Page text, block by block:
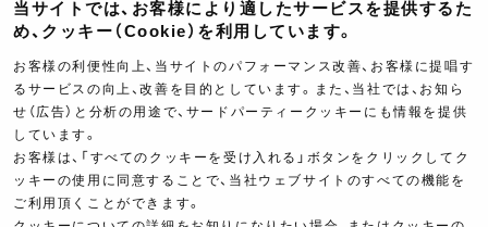
ヨシムラTV
イベント情報
イベントスケジュール
ツーリングブレイクタイム
製品ポスター
当サイトでは、お客様により適したサービスを提供するた
め、クッキー（Cookie）を利用しています。
お客様の利便性向上、当サイトのパフォーマンス改善、お客様に提唱す
るサービスの向上、改善を目的としています。また、当社では、お知ら
せ（広告）と分析の用途で、サードパーティークッキーにも情報を提供
しています。
お客様は、「すべてのクッキーを受け入れる」ボタンをクリックしてク
ッキーの使用に同意することで、当社ウェブサイトのすべての機能を
ご利用頂くことができます。